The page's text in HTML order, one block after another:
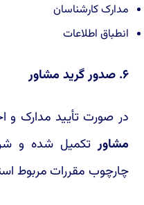
مدارک کارشناسان
انطباق اطلاعات
۶. صدور گرید مشاور
در صورت تأیید مدارک و
مشاورتکمیل شده و
چارچوب مقررات مربوط